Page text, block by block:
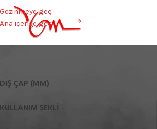
Gezinmeye geç
Ana içeriğe geç
DIŞ ÇAP (MM)
KULLANIM ŞEKLI